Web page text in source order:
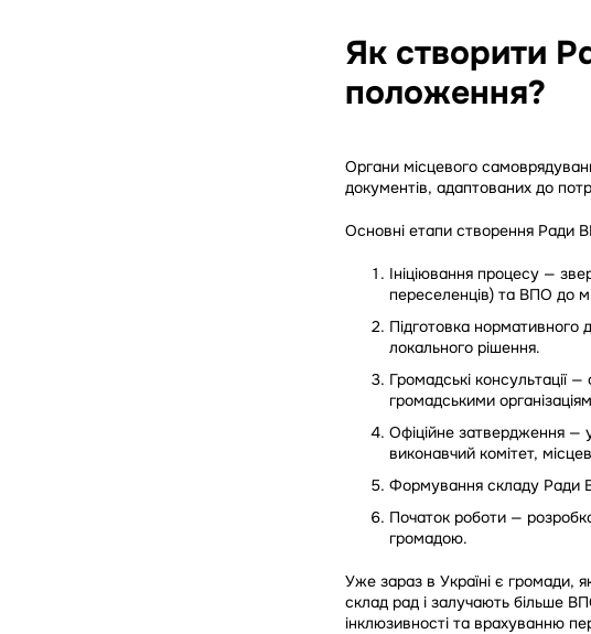
Як створити
положення?
Органи місцевого
документів, адаптованих до
Основні етапи створення Ради
Ініціювання процесу —
переселенців) та ВПО до
Підготовка
локального рішення.
Громадські консультації
громадськими
Офіційне затвердження —
виконавчий комітет,
Формування складу Ради
Початок роботи —
громадою.
Уже зараз в Україні є громади,
склад рад і залучають більше
інклюзивності та врахуванню